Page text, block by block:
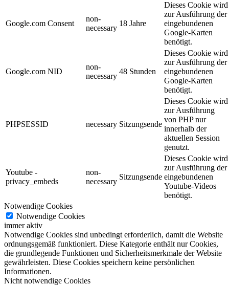
Google.com Consent
non-
necessary
18 Jahre
Dieses Cookie wird
zur Ausführung der
eingebundenen
Google-Karten
benötigt.
Google.com NID
non-
necessary
48 Stunden
Dieses Cookie wird
zur Ausführung der
eingebundenen
Google-Karten
benötigt.
PHPSESSID necessary Sitzungsende
Dieses Cookie wird
zur Ausführung
von PHP nur
innerhalb der
aktuellen Session
genutzt.
Youtube -
privacy_embeds
non-
necessary
Sitzungsende
Dieses Cookie wird
zur Ausführung der
eingebundenen
Youtube-Videos
benötigt.
Notwendige Cookies
Notwendige Cookies
immer aktiv
Notwendige Cookies sind unbedingt erforderlich, damit die Website
ordnungsgemäß funktioniert. Diese Kategorie enthält nur Cookies,
die grundlegende Funktionen und Sicherheitsmerkmale der Website
gewährleisten. Diese Cookies speichern keine persönlichen
Informationen.
Nicht notwendige Cookies